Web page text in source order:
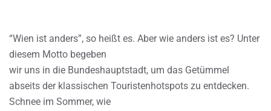
“Wien ist anders”, so heißt es. Aber wie anders ist es? Unter
diesem Motto begeben
wir uns in die Bundeshauptstadt, um das Getümmel
abseits der klassischen Touristenhotspots zu entdecken.
Schnee im Sommer, wie